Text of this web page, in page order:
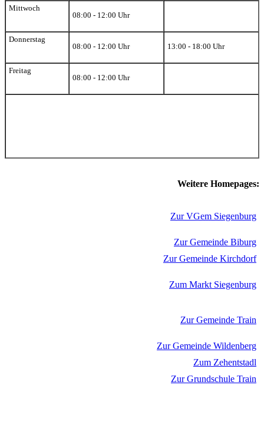
Mittwoch
08:00 - 12:00 Uhr
Donnerstag
08:00 - 12:00 Uhr
13:00 - 18:00 Uhr
Freitag
08:00 - 12:00 Uhr
Weitere Homepages:
Zur VGem Siegenburg
Zur Gemeinde Biburg
Zur Gemeinde Kirchdorf
Zum Markt Siegenburg
Zur Gemeinde Train
Zur Gemeinde Wildenberg
Zum Zehentstadl
Zur Grundschule Train